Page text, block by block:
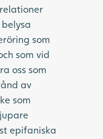
som
som vid
oss som
av
som
epifaniska